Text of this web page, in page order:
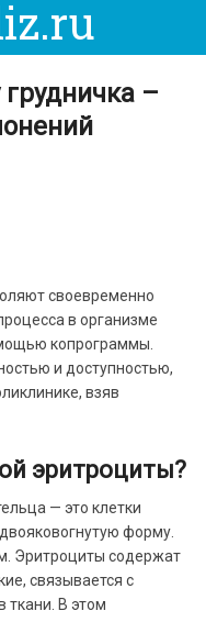
–
своевременно
в организме
копрограммы.
и доступностью,
взяв
эритроциты?
— это клетки
форму.
Эритроциты содержат
связывается с
ткани. В этом